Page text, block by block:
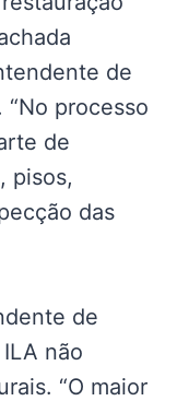
de
“No processo
de
pisos,
das
de
não
“O maior